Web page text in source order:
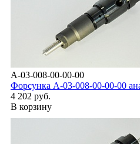
A-03-008-00-00-00
Форсунка А-03-008-00-00-00
4 202 руб.
В корзину